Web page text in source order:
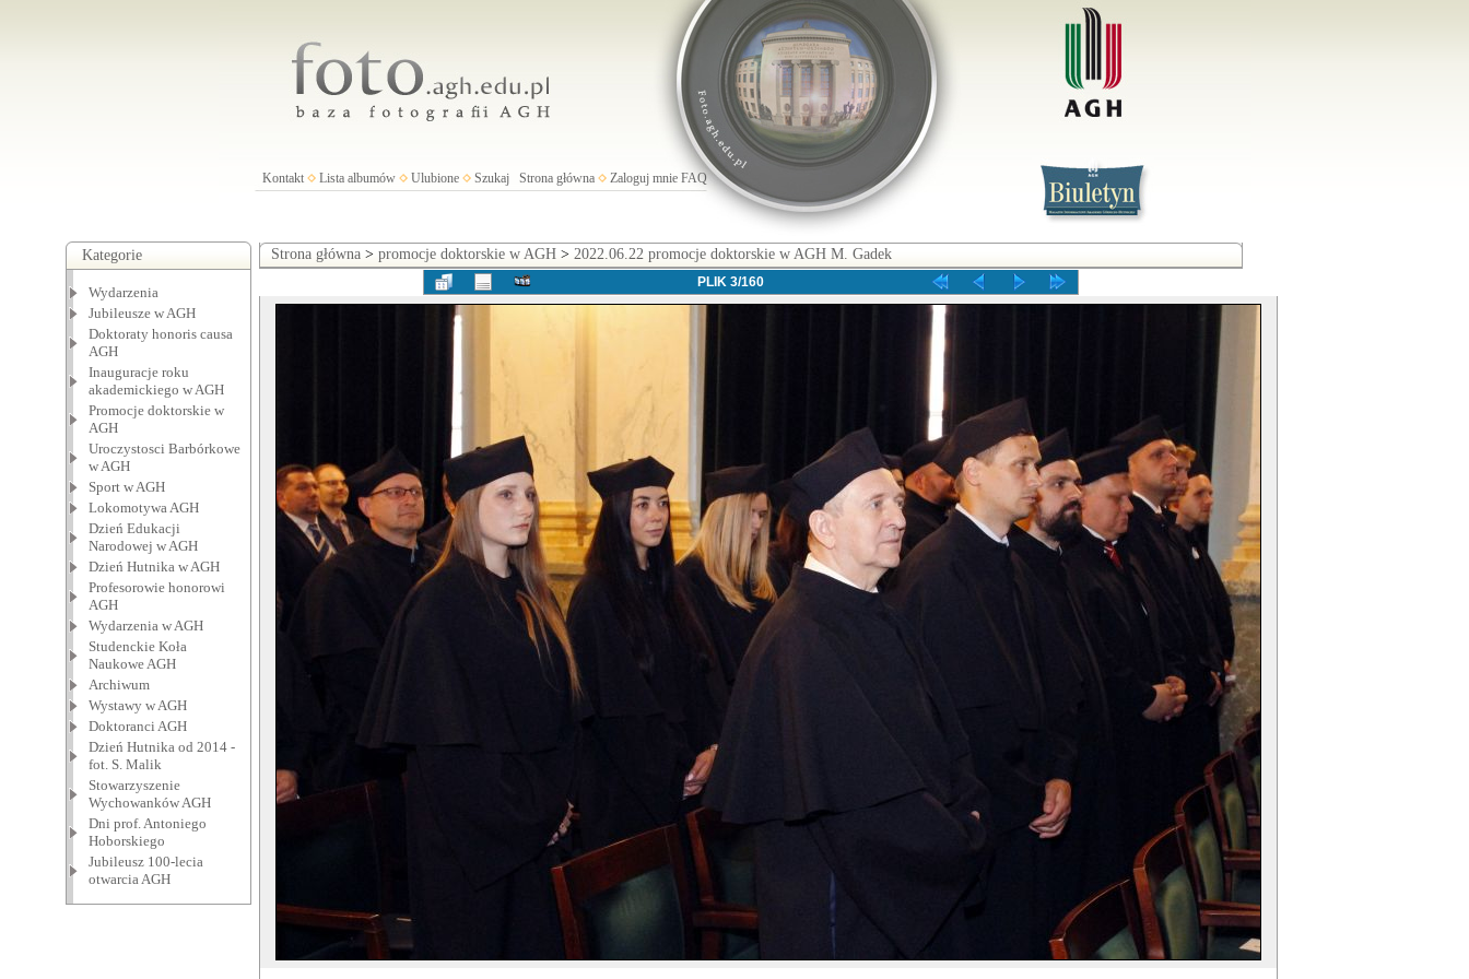
Kontakt Lista albumów Ulubione Szukaj Strona główna Zaloguj mnie FAQ
Kategorie
Wydarzenia
Jubileusze w AGH
Doktoraty honoris causa
AGH
Inauguracje roku
akademickiego w AGH
Promocje doktorskie w
AGH
Uroczystosci Barbórkowe
w AGH
Sport w AGH
Lokomotywa AGH
Dzień Edukacji
Narodowej w AGH
Dzień Hutnika w AGH
Profesorowie honorowi
AGH
Wydarzenia w AGH
Studenckie Koła
Naukowe AGH
Archiwum
Wystawy w AGH
Doktoranci AGH
Dzień Hutnika od 2014 -
fot. S. Malik
Stowarzyszenie
Wychowanków AGH
Dni prof. Antoniego
Hoborskiego
Jubileusz 100-lecia
otwarcia AGH
Strona główna> promocje doktorskie w AGH> 2022.06.22 promocje doktorskie w AGH M. Gadek
PLIK 3/160